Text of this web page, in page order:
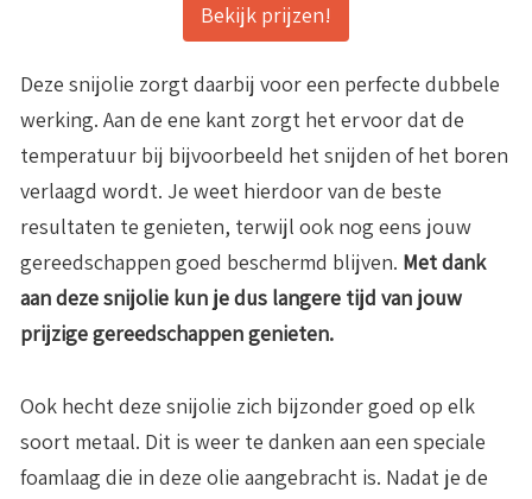
Bekijk prijzen!
Deze snijolie zorgt daarbij voor een perfecte dubbele
werking. Aan de ene kant zorgt het ervoor dat de
temperatuur bij bijvoorbeeld het snijden of het boren
verlaagd wordt. Je weet hierdoor van de beste
resultaten te genieten, terwijl ook nog eens jouw
gereedschappen goed beschermd blijven. Met dank
aan deze snijolie kun je dus langere tijd van jouw
prijzige gereedschappen genieten.
Ook hecht deze snijolie zich bijzonder goed op elk
soort metaal. Dit is weer te danken aan een speciale
foamlaag die in deze olie aangebracht is. Nadat je de